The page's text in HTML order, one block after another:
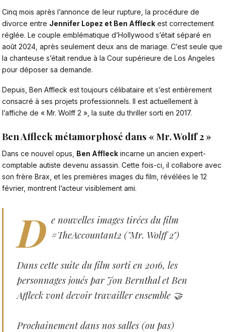
Cinq mois après l’annonce de leur rupture, la procédure de
divorce entre Jennifer Lopez et Ben Affleck est correctement
réglée. Le couple emblématique d’Hollywood s’était séparé en
août 2024, après seulement deux ans de mariage. C’est seule que
la chanteuse s’était rendue à la Cour supérieure de Los Angeles
pour déposer sa demande.
Depuis, Ben Affleck est toujours célibataire et s’est entièrement
consacré à ses projets professionnels. Il est actuellement à
l’affiche de « Mr. Wolff 2 », la suite du thriller sorti en 2017.
Ben Affleck métamorphosé dans « Mr. Wolff 2 »
Dans ce nouvel opus Ben Affleck incarne un ancien expert-
comptable autiste devenu assassin. Cette fois-ci, il collabore avec
son frère Brax, et les premières images du film, révélées le 12
février, montrent l’acteur visiblement ami.
D e nouvelles images tirées du film
#TheAccountant2 ("Mr. Wolff 2")
Dans cette suite du film sorti en 2016, les
personnages joués par Jon Bernthal et Ben
Affleck vont devoir travailler ensemble 🤝
Prochainement dans nos salles (ou pas)